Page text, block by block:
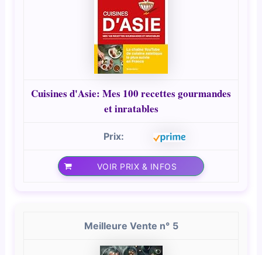
Cuisines d'Asie: Mes 100 recettes gourmandes
et inratables
VOIR PRIX & INFOS
5